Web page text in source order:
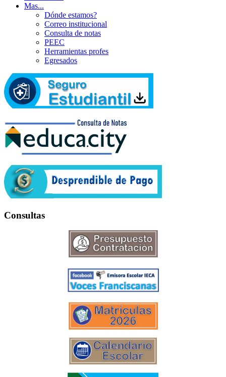
Mas...
Dónde estamos?
Correo institucional
Consulta de notas
PEEC
Herramientas profes
Egresados
Consultas